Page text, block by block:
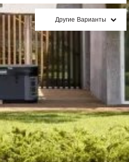
Другие Варианты